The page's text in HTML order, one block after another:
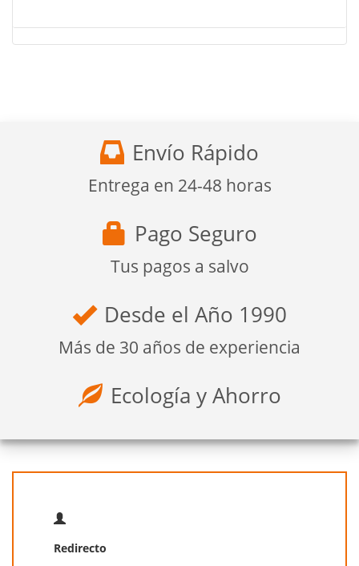
Envío Rápido
Entrega en 24-48 horas
Pago Seguro
Tus pagos a salvo
Desde el Año 1990
Más de 30 años de experiencia
Ecología y Ahorro
Redirecto